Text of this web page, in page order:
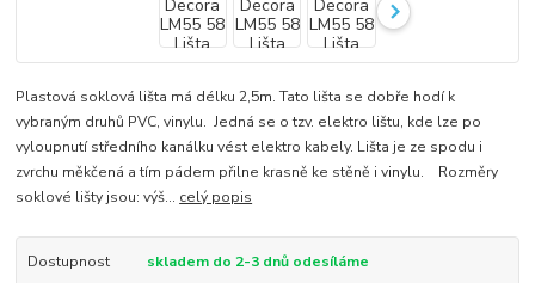
Plastová soklová lišta má délku 2,5m. Tato lišta se dobře hodí k
vybraným druhů PVC, vinylu. Jedná se o tzv. elektro lištu, kde lze po
vyloupnutí středního kanálku vést elektro kabely. Lišta je ze spodu i
zvrchu měkčená a tím pádem přilne krasně ke stěně i vinylu. Rozměry
soklové lišty jsou: výš... celý popis
Dostupnost
skladem do 2-3 dnů odesíláme